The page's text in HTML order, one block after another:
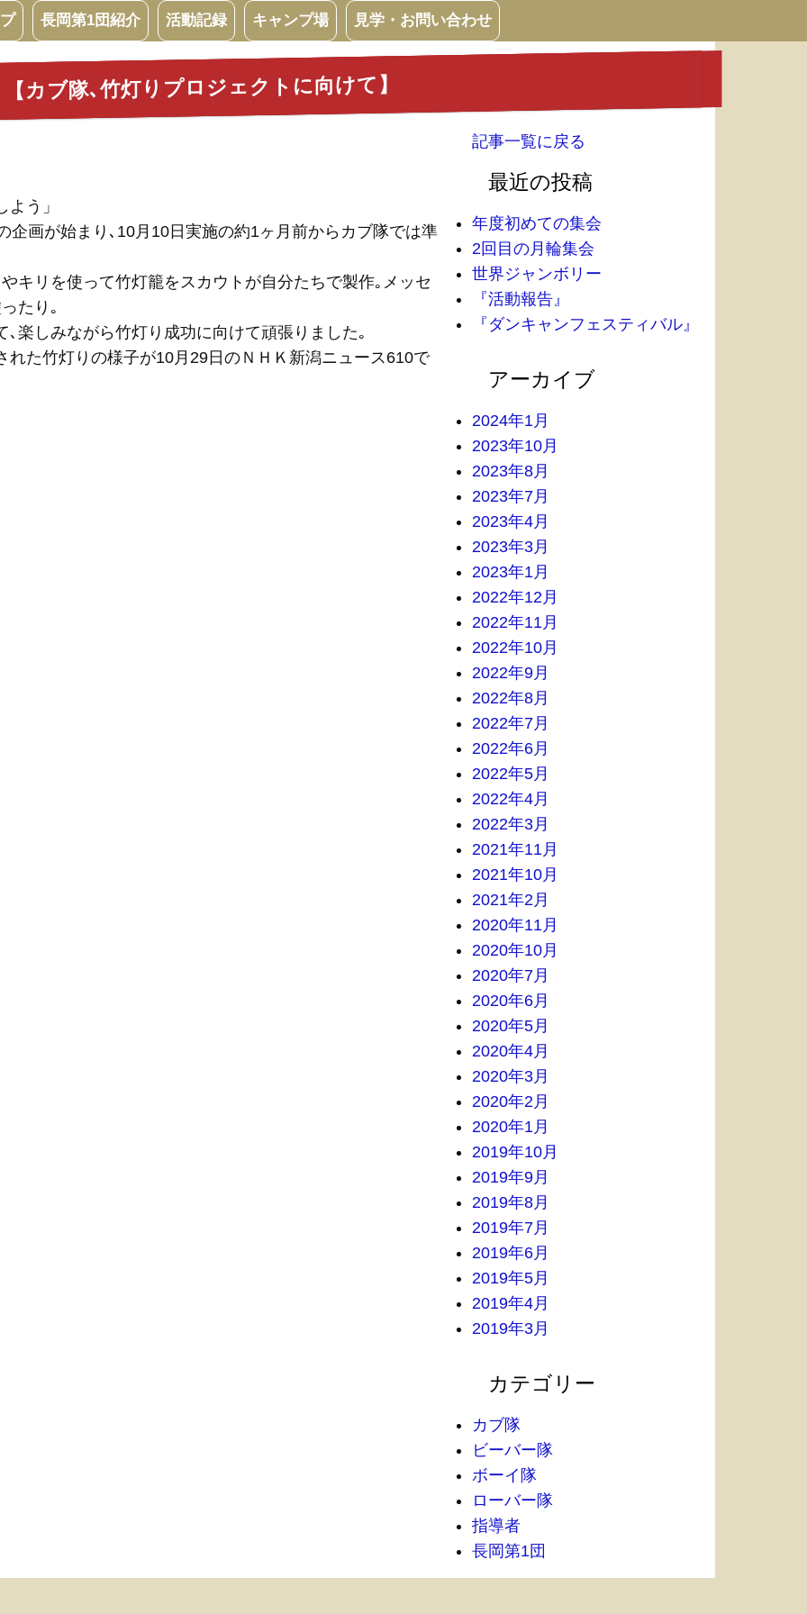
長岡第1団紹介 活動記録 キャンプ場 見学・お問い合わせ
【カブ隊､竹灯りプロジェクトに向けて】
う」
企画が始まり､10月10日実施の約1ヶ月前からカブ隊では準
キリを使って竹灯籠をスカウトが自分たちで製作｡メッセ
たり｡
楽しみながら竹灯り成功に向けて頑張りました｡
れた竹灯りの様子が10月29日のＮＨＫ新潟ニュース610で
記事一覧に戻る
最近の投稿
年度初めての集会
2回目の月輪集会
世界ジャンボリー
『活動報告』
『ダンキャンフェスティバル』
アーカイブ
2024年1月
2023年10月
2023年8月
2023年7月
2023年4月
2023年3月
2023年1月
2022年12月
2022年11月
2022年10月
2022年9月
2022年8月
2022年7月
2022年6月
2022年5月
2022年4月
2022年3月
2021年11月
2021年10月
2021年2月
2020年11月
2020年10月
2020年7月
2020年6月
2020年5月
2020年4月
2020年3月
2020年2月
2020年1月
2019年10月
2019年9月
2019年8月
2019年7月
2019年6月
2019年5月
2019年4月
2019年3月
カテゴリー
カブ隊
ビーバー隊
ボーイ隊
ローバー隊
指導者
長岡第1団